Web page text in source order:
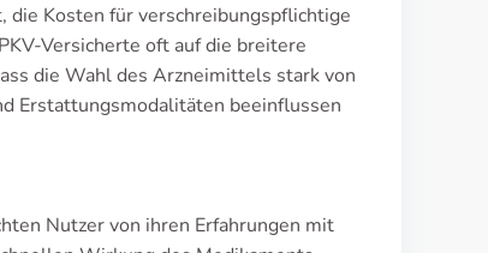
die Kosten für verschreibungspflichtige
Versicherte oft auf die breitere
die Wahl des Arzneimittels stark von
Erstattungsmodalitäten beeinflussen
Nutzer von ihren Erfahrungen mit